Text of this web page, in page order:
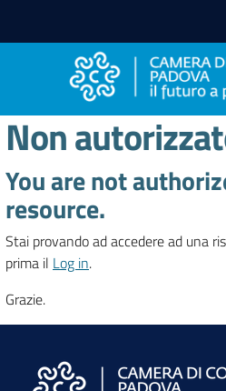
Non
You are not
resource.
Stai provando ad accedere ad una
prima il Log in.
Grazie.